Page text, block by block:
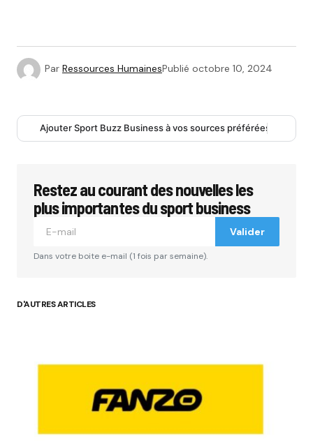
Par Ressources HumainesPublié octobre 10, 2024
Ajouter Sport Buzz Business à vos sources préférées
Restez au courant des nouvelles les
plus importantes du sport business
Valider
Dans votre boite e-mail (1 fois par semaine).
D'AUTRES ARTICLES